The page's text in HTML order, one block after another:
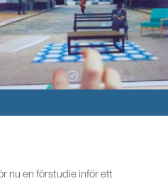
nu en förstudie inför ett